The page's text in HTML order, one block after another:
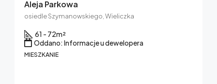
Aleja Parkowa
osiedle Szymanowskiego, Wieliczka
61 - 72m²
Oddano: Informacje u dewelopera
MIESZKANIE